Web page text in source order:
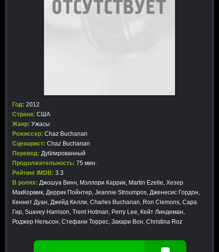
Год: 2012
Страна: США
Жанр: Ужасы
Режиссер: Chaz Buchanan
Сценарист: Chaz Buchanan
Перевод: Дублированный
Продолжительность: 75 мин.
Рейтинг IMDB: 3.3
В ролях: Джошуа Винч, Мэллори Каррик, Martin Ezelle, Хезер
МакКормик, Деррик Пойнтер, Jeannie Stroumpos, Дженесис Гордон,
Кеннет Дуан, Джейд Келли, Charles Buchanan, Ron Clemons, Сара
Гир, Suavey Harrison, Trent Hotman, Perry Lee, Кейт Линдеман,
Роджер Нельсон, Стефани Торрес, Закари Вон, Christina Roz